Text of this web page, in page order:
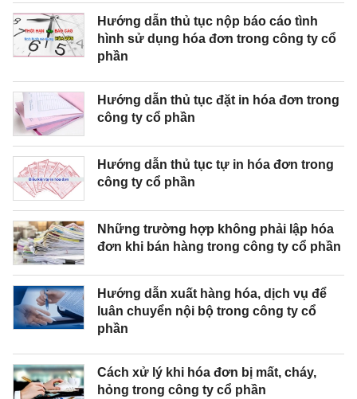
Hướng dẫn thủ tục nộp báo cáo tình
hình sử dụng hóa đơn trong công ty cổ
phần
Hướng dẫn thủ tục đặt in hóa đơn trong
công ty cổ phần
Hướng dẫn thủ tục tự in hóa đơn trong
công ty cổ phần
Những trường hợp không phải lập hóa
đơn khi bán hàng trong công ty cổ phần
Hướng dẫn xuất hàng hóa, dịch vụ để
luân chuyển nội bộ trong công ty cổ
phần
Cách xử lý khi hóa đơn bị mất, cháy,
hỏng trong công ty cổ phần